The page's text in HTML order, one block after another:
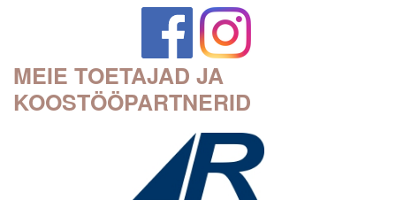
MEIE TOETAJAD JA
KOOSTÖÖPARTNERID